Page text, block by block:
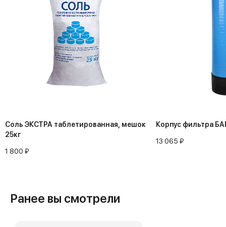
Соль ЭКСТРА таблетированная, мешок
25кг
1 800 ₽
Корпус фильтра
13 065 ₽
Ранее вы смотрели